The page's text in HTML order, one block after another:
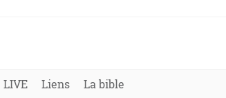
LIVE Liens La bible